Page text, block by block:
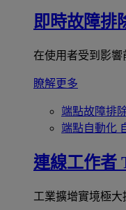
即時故障排
在使用者受到影響
瞭解更多
端點故障排
端點自動化
連線工作者
工業擴增實境極大